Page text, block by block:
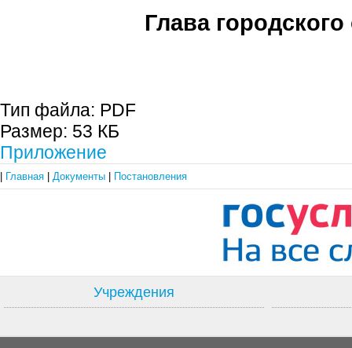
Глава городского
Тип файла: PDF
Размер: 53 КБ
Приложение
Главная Документы Постановления
Учреждения